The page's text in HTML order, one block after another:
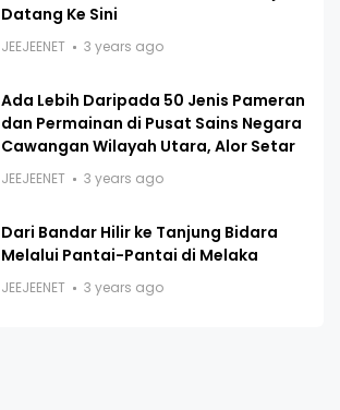
Datang Ke Sini
JEEJEENET 3 years ago
Ada Lebih Daripada 50 Jenis Pameran
dan Permainan di Pusat Sains Negara
Cawangan Wilayah Utara, Alor Setar
JEEJEENET 3 years ago
Dari Bandar Hilir ke Tanjung Bidara
Melalui Pantai-Pantai di Melaka
JEEJEENET 3 years ago